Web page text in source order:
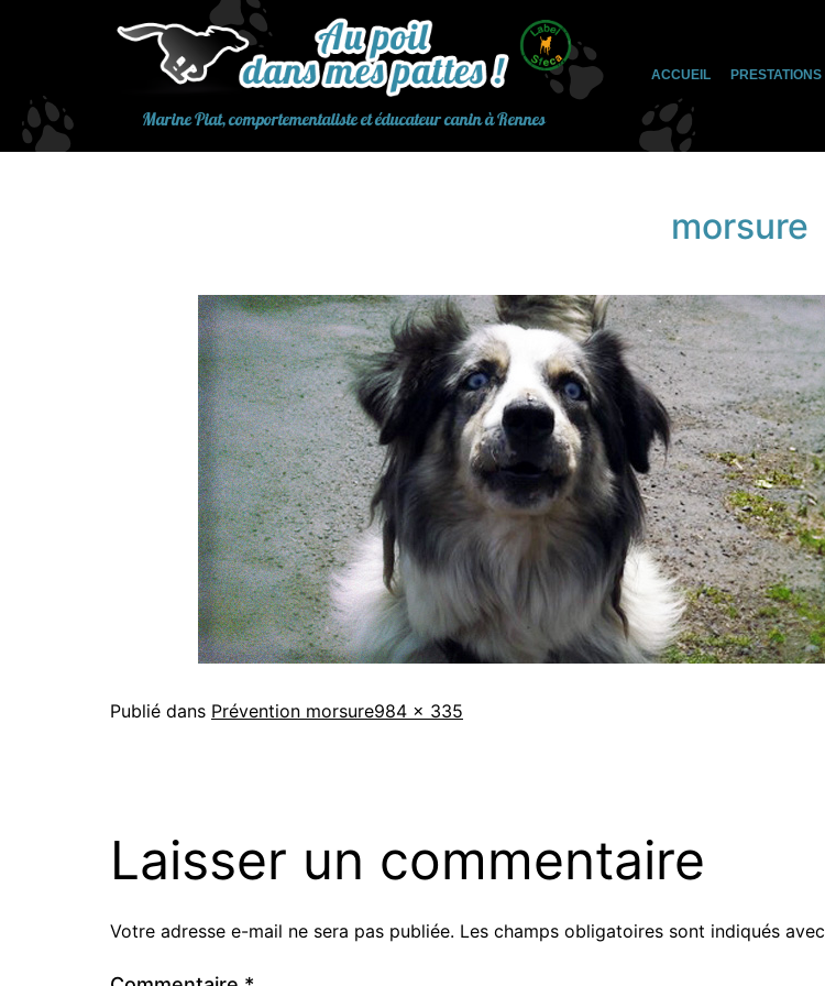
contenu
Marine Piat, comportementaliste et éducateur canin à Rennes
ACCUEIL PRESTATIONS
morsure
Publié dans Prévention morsureTaille
984 × 335
Laisser un commentaire
Votre adresse e-mail ne sera pas publiée. Les champs obligatoires sont indiqués avec